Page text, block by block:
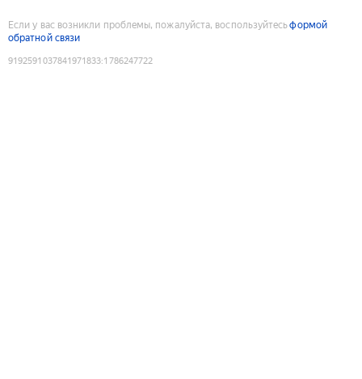
Если у вас возникли проблемы, пожалуйста, воспользуйтесьформой
обратной связи
9192591037841971833:1786247722